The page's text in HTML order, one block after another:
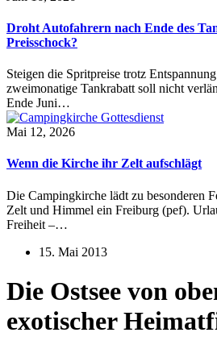
Droht Autofahrern nach Ende des
Preisschock?
Steigen die Spritpreise trotz
zweimonatige Tankrabatt soll nicht
Ende Juni…
Mai 12, 2026
Wenn die Kirche ihr Zelt aufschlägt
Die Campingkirche lädt zu besonderen
Zelt und Himmel ein Freiburg (pef).
Freiheit –…
15. Mai 2013
Die Ostsee von
exotischer